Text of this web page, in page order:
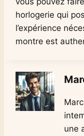
horlogerie qui
l’expérience
montre est
une